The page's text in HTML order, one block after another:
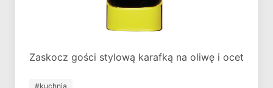
Zaskocz gości stylową karafką na oliwę i ocet
#kuchnia